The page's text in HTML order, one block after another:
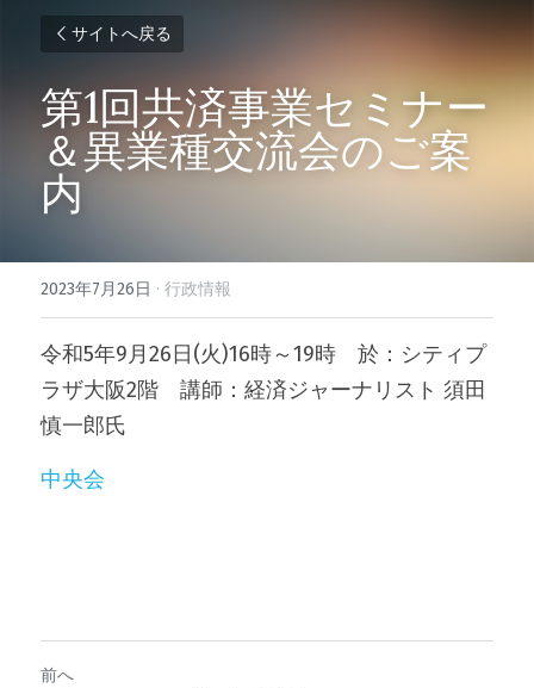
サイトへ戻る
第1回共済事業セミナー
＆異業種交流会のご案
内
2023年7月26日 · 行政情報
令和5年9月26日(火)16時～19時　於：シティプ
ラザ大阪2階　講師：経済ジャーナリスト 須田
慎一郎氏
中央会
前へ